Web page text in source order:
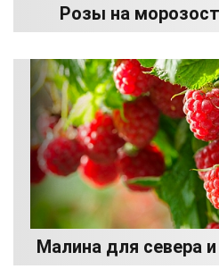
Розы на
Малина для севера